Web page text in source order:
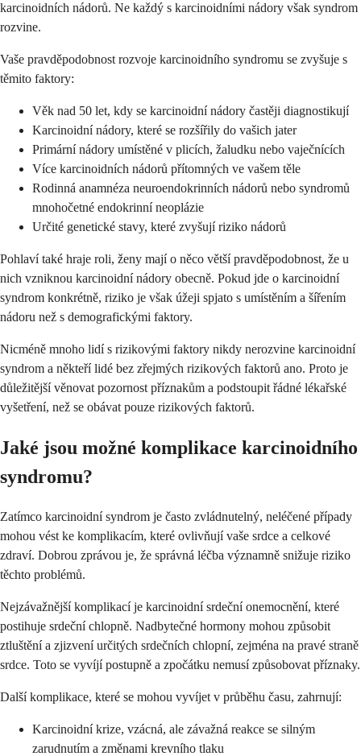
karcinoidních nádorů. Ne každý s karcinoidními nádory však syndrom
rozvine.
Vaše pravděpodobnost rozvoje karcinoidního syndromu se zvyšuje s
těmito faktory:
Věk nad 50 let, kdy se karcinoidní nádory častěji diagnostikují
Karcinoidní nádory, které se rozšířily do vašich jater
Primární nádory umístěné v plicích, žaludku nebo vaječnících
Více karcinoidních nádorů přítomných ve vašem těle
Rodinná anamnéza neuroendokrinních nádorů nebo syndromů
mnohočetné endokrinní neoplázie
Určité genetické stavy, které zvyšují riziko nádorů
Pohlaví také hraje roli, ženy mají o něco větší pravděpodobnost, že u
nich vzniknou karcinoidní nádory obecně. Pokud jde o karcinoidní
syndrom konkrétně, riziko je však úžeji spjato s umístěním a šířením
nádoru než s demografickými faktory.
Nicméně mnoho lidí s rizikovými faktory nikdy nerozvine karcinoidní
syndrom a někteří lidé bez zřejmých rizikových faktorů ano. Proto je
důležitější věnovat pozornost příznakům a podstoupit řádné lékařské
vyšetření, než se obávat pouze rizikových faktorů.
Jaké jsou možné komplikace karcinoidního
syndromu?
Zatímco karcinoidní syndrom je často zvládnutelný, neléčené případy
mohou vést ke komplikacím, které ovlivňují vaše srdce a celkové
zdraví. Dobrou zprávou je, že správná léčba významně snižuje riziko
těchto problémů.
Nejzávažnější komplikací je karcinoidní srdeční onemocnění, které
postihuje srdeční chlopně. Nadbytečné hormony mohou způsobit
ztluštění a zjizvení určitých srdečních chlopní, zejména na pravé straně
srdce. Toto se vyvíjí postupně a zpočátku nemusí způsobovat příznaky.
Další komplikace, které se mohou vyvíjet v průběhu času, zahrnují:
Karcinoidní krize, vzácná, ale závažná reakce se silným
zarudnutím a změnami krevního tlaku